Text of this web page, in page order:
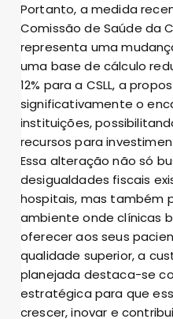
Portanto, a medida
Comissão de Saúde da
representa uma
uma base de cálculo
12% para a CSLL, a
significativamente o
instituições,
recursos para
Essa alteração não só
desigualdades fiscais
hospitais, mas também
ambiente onde clínicas
oferecer aos seus
qualidade superior, a
planejada destaca-se
estratégica para que
crescer, inovar e